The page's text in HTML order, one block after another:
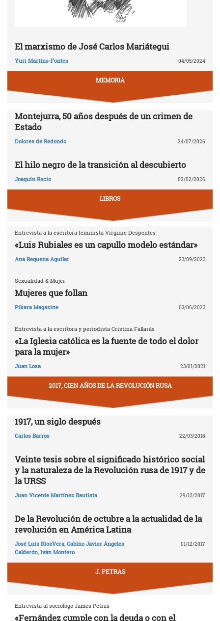
El marxismo de José Carlos Mariátegui
Yuri Martins-Fontes 04/05/2024
MEMORIA
Montejurra, 50 años después de un crimen de
Estado
Dolores de Redondo 24/07/2026
El hilo negro de la transición al descubierto
Joaquín Recio 02/02/2026
LIBROS
Entrevista a la escritora feminista Virginie Despentes
«Luis Rubiales es un capullo modelo estándar»
Ana Requena Aguilar 23/09/2023
Sexualidad & Mujer
Mujeres que follan
Pikara Magazine 03/06/2023
Entrevista a la escritora y periodista Cristina Fallarás
«La Iglesia católica es la fuente de todo el dolor
para la mujer»
Juan Losa 23/01/2021
2017, CIEN AÑOS DE LA REVOLUCIÓN RUSA
1917, un siglo después
Carlos Barros 22/03/2018
Veinte tesis sobre el significado histórico social
y la naturaleza de la Revolución rusa de 1917 y de
la URSS
Juan Vicente Martínez Bautista 29/12/2017
De la Revolución de octubre a la actualidad de la
revolución en América Latina
José Luis RíosVera, Gabino Javier Ángeles
Calderón, Iván Montero
01/12/2017
J. PETRAS
Entrevista al sociólogo James Petras
«Fernández cumple con la deuda o con el